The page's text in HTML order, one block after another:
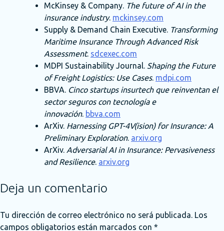
McKinsey & Company. The future of AI in the
insurance industry. mckinsey.com
Supply & Demand Chain Executive. Transforming
Maritime Insurance Through Advanced Risk
Assessment. sdcexec.com
MDPI Sustainability Journal. Shaping the Future
of Freight Logistics: Use Cases. mdpi.com
BBVA. Cinco startups insurtech que reinventan el
sector seguros con tecnología e
innovación. bbva.com
ArXiv. Harnessing GPT-4V(ision) for Insurance: A
Preliminary Exploration. arxiv.org
ArXiv. Adversarial AI in Insurance: Pervasiveness
and Resilience. arxiv.org
Deja un comentario
Tu dirección de correo electrónico no será publicada. Los
campos obligatorios están marcados con *